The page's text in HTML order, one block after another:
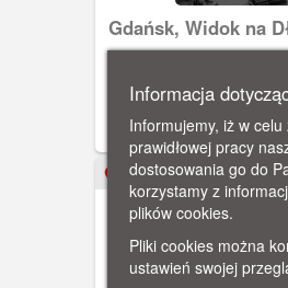
Gdańsk, Widok na
stronę ratusza
Ratusza Głównego
Neptuna. Nad dachami
widoczna masywna
Mariackiego. Poniżej
ok. 1940
Informacja
Informujemy, iż w
prawidłowej pracy
dostosowania go do
korzystamy z
plików cookies.
Pliki cookies można
ustawień swojej